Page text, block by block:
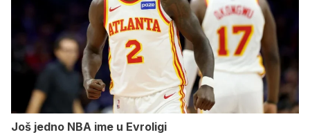
Još jedno NBA ime u Evroligi